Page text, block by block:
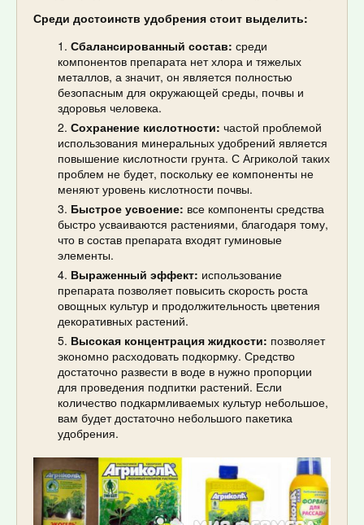
Среди достоинств удобрения стоит выделить:
Сбалансированный состав: среди
компонентов препарата нет хлора и тяжелых
металлов, а значит, он является полностью
безопасным для окружающей среды, почвы и
здоровья человека.
Сохранение кислотности: частой проблемой
использования минеральных удобрений является
повышение кислотности грунта. С Агриколой таких
проблем не будет, поскольку ее компоненты не
меняют уровень кислотности почвы.
Быстрое усвоение: все компоненты средства
быстро усваиваются растениями, благодаря тому,
что в состав препарата входят гуминовые
элементы.
Выраженный эффект: использование
препарата позволяет повысить скорость роста
овощных культур и продолжительность цветения
декоративных растений.
Высокая концентрация жидкости: позволяет
экономно расходовать подкормку. Средство
достаточно развести в воде в нужно пропорции
для проведения подпитки растений. Если
количество подкармливаемых культур небольшое,
вам будет достаточно небольшого пакетика
удобрения.